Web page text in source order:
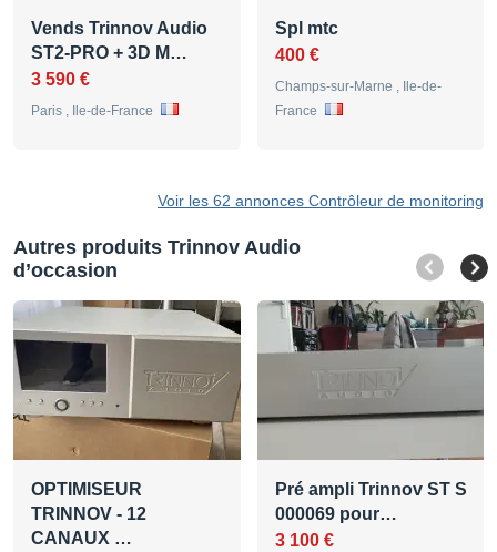
Vends Trinnov Audio
ST2-PRO + 3D M…
3 590 €
Paris , Ile-de-France
Spl mtc
400 €
Champs-sur-Marne , Ile-de-
France
Voir les 62 annonces Contrôleur de monitoring
Autres produits Trinnov Audio
d’occasion
OPTIMISEUR
TRINNOV - 12
CANAUX …
Pré ampli Trinnov ST S
000069 pour…
3 100 €